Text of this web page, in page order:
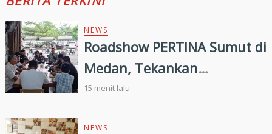
NEWS
Roadshow PERTINA Sumut di
Medan, Tekankan
Penguatan Organisasi dan
Persiapan Porprovsu 2026
15 menit lalu
NEWS